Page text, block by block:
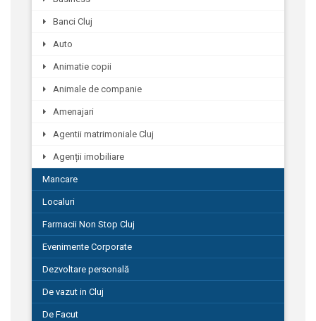
Banci Cluj
Auto
Animatie copii
Animale de companie
Amenajari
Agentii matrimoniale Cluj
Agenții imobiliare
Mancare
Localuri
Farmacii Non Stop Cluj
Evenimente Corporate
Dezvoltare personală
De vazut in Cluj
De Facut